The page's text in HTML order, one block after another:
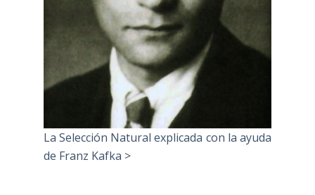
La Selección Natural explicada con la ayuda
de Franz Kafka >